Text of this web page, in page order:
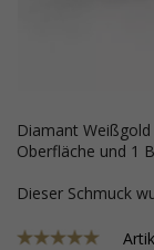
Diamant Weißgold Ring in 14 Karat Weißgold mit polierter
Oberfläche und 1
Dieser Schmuck